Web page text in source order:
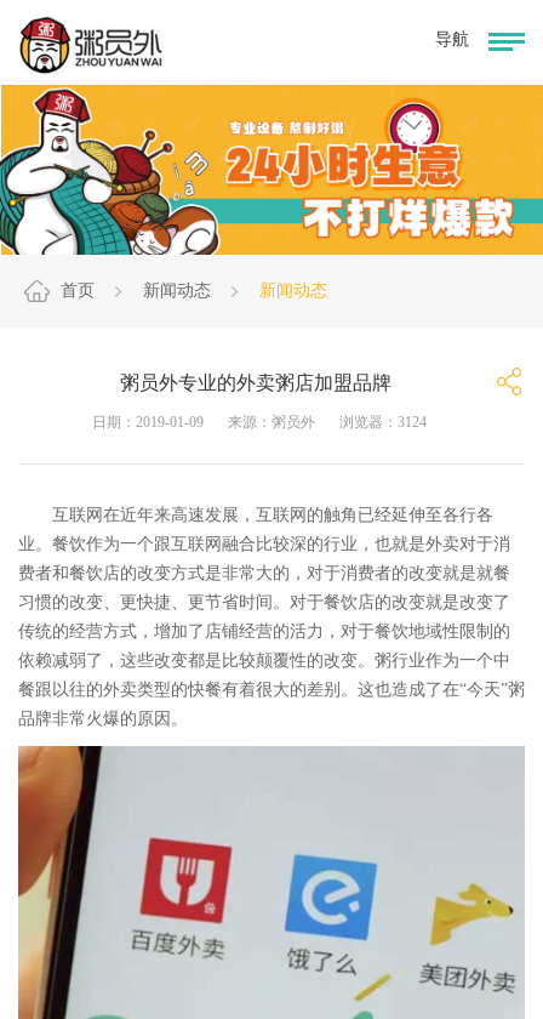
首页 新闻动态 新闻动态
粥员外专业的外卖粥店加盟品牌
日期：2019-01-09 来源：粥员外 浏览器：3124
互联网在近年来高速发展，互联网的触角已经延伸至各行各
业。餐饮作为一个跟互联网融合比较深的行业，也就是外卖对于消
费者和餐饮店的改变方式是非常大的，对于消费者的改变就是就餐
习惯的改变、更快捷、更节省时间。对于餐饮店的改变就是改变了
传统的经营方式，增加了店铺经营的活力，对于餐饮地域性限制的
依赖减弱了，这些改变都是比较颠覆性的改变。粥行业作为一个中
餐跟以往的外卖类型的快餐有着很大的差别。这也造成了在“今天”粥
品牌非常火爆的原因。